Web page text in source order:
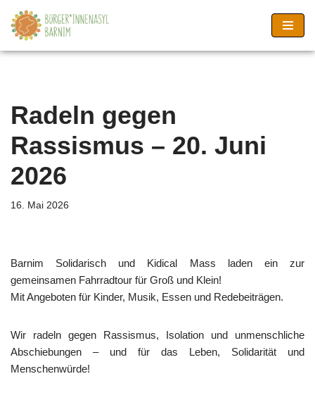
Zum
Inhalt
Radeln gegen
Rassismus – 20. Juni
2026
16. Mai 2026
Barnim Solidarisch und Kidical Mass laden ein zur
gemeinsamen Fahrradtour für Groß und Klein!
Mit Angeboten für Kinder, Musik, Essen und Redebeiträgen.
Wir radeln gegen Rassismus, Isolation und unmenschliche
Abschiebungen – und für das Leben, Solidarität und
Menschenwürde!